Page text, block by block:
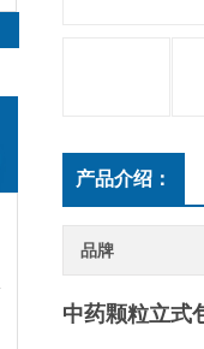
产品介绍：
品牌
中药颗粒立式